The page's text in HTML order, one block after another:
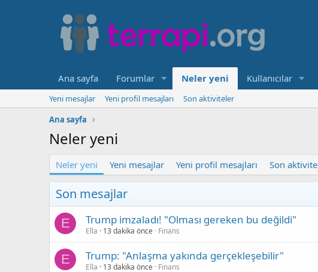
Ana sayfa Forumlar Neler yeni Kullanıcılar
Yeni mesajlar Yeni profil mesajları
Son aktiviteler
Ana sayfa
Neler yeni
Neler yeni Yeni mesajlar Yeni profil mesajları Son aktivite
Son mesajlar
E Trump imzaladı! "Olması gereken bu değildi"
Ella 13 dakika önce Finans
E Trump: "Anlaşma yakında gerçekleşebilir"
Ella 13 dakika önce Finans